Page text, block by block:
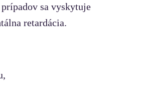
sa vyskytuje
retardácia.